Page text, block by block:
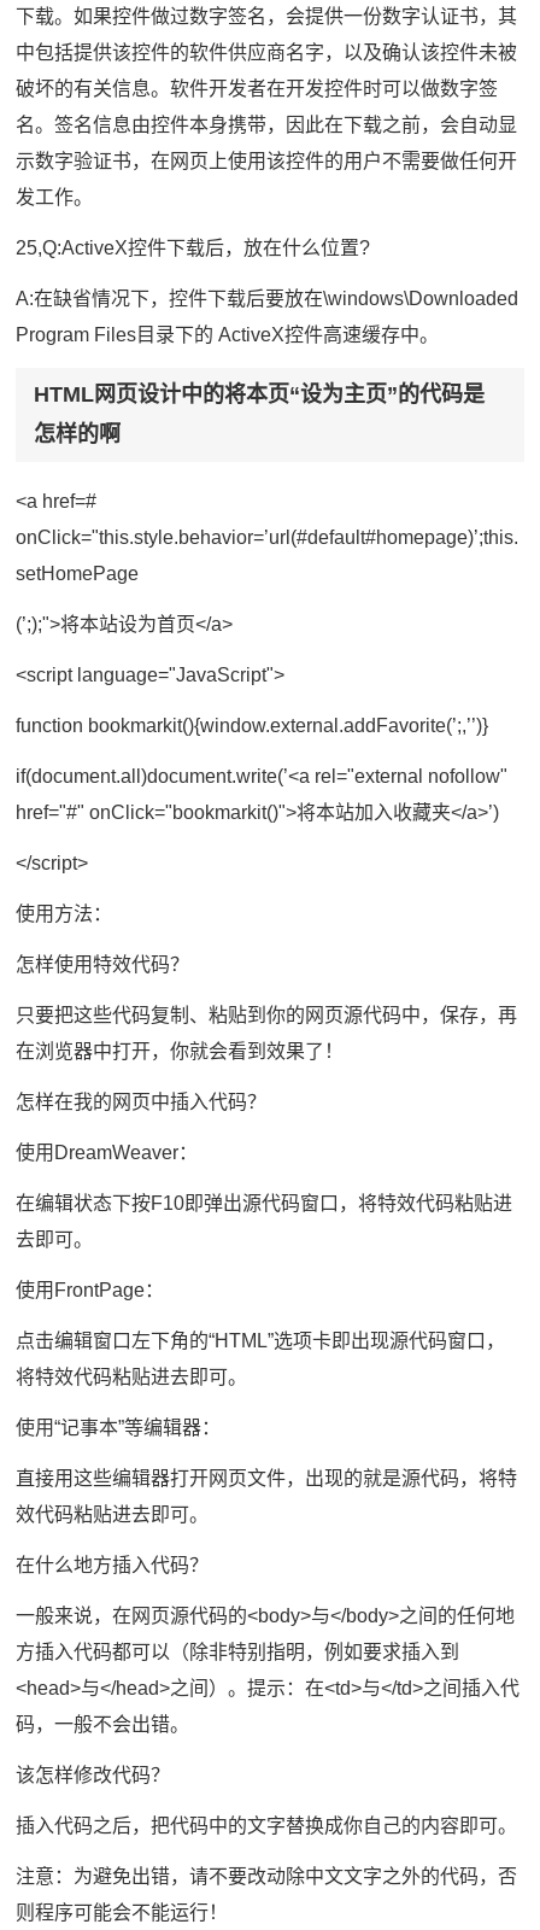
下载。如果控件做过数字签名，会提供一份数字认证书，其
中包括提供该控件的软件供应商名字，以及确认该控件未被
破坏的有关信息。软件开发者在开发控件时可以做数字签
名。签名信息由控件本身携带，因此在下载之前，会自动显
示数字验证书，在网页上使用该控件的用户不需要做任何开
发工作。
25,Q:ActiveX控件下载后，放在什么位置?
A:在缺省情况下，控件下载后要放在\windows\Downloaded
Program Files目录下的 ActiveX控件高速缓存中。
HTML网页设计中的将本页“设为主页”的代码是
怎样的啊
<a href=#
onClick="this.style.behavior=’url(#default#homepage)’;this.
setHomePage
(’;);">将本站设为首页</a>
<script language="JavaScript">
function bookmarkit(){window.external.addFavorite(’;,’’)}
if(document.all)document.write(’<a rel="external nofollow"
href="#" onClick="bookmarkit()">将本站加入收藏夹</a>’)
</script>
使用方法：
怎样使用特效代码？
只要把这些代码复制、粘贴到你的网页源代码中，保存，再
在浏览器中打开，你就会看到效果了！
怎样在我的网页中插入代码？
使用DreamWeaver：
在编辑状态下按F10即弹出源代码窗口，将特效代码粘贴进
去即可。
使用FrontPage：
点击编辑窗口左下角的“HTML”选项卡即出现源代码窗口，
将特效代码粘贴进去即可。
使用“记事本”等编辑器：
直接用这些编辑器打开网页文件，出现的就是源代码，将特
效代码粘贴进去即可。
在什么地方插入代码？
一般来说，在网页源代码的<body>与</body>之间的任何地
方插入代码都可以（除非特别指明，例如要求插入到
<head>与</head>之间）。提示：在<td>与</td>之间插入代
码，一般不会出错。
该怎样修改代码？
插入代码之后，把代码中的文字替换成你自己的内容即可。
注意：为避免出错，请不要改动除中文文字之外的代码，否
则程序可能会不能运行！